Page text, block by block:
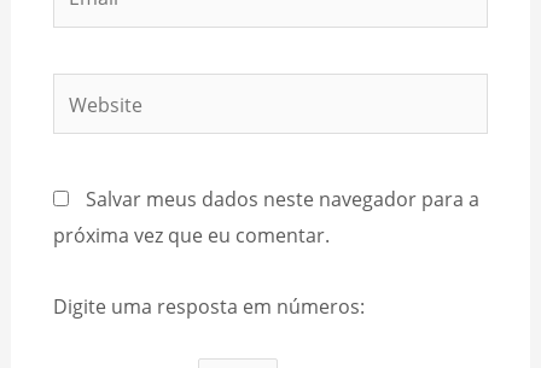
Website
Salvar meus dados neste navegador para a
próxima vez que eu comentar.
Digite uma resposta em números: